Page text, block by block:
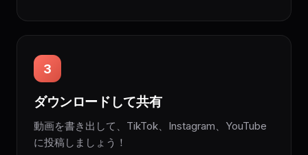
3
ダウンロードして共有
動画を書き出して、TikTok、Instagram、YouTube
に投稿しましょう！